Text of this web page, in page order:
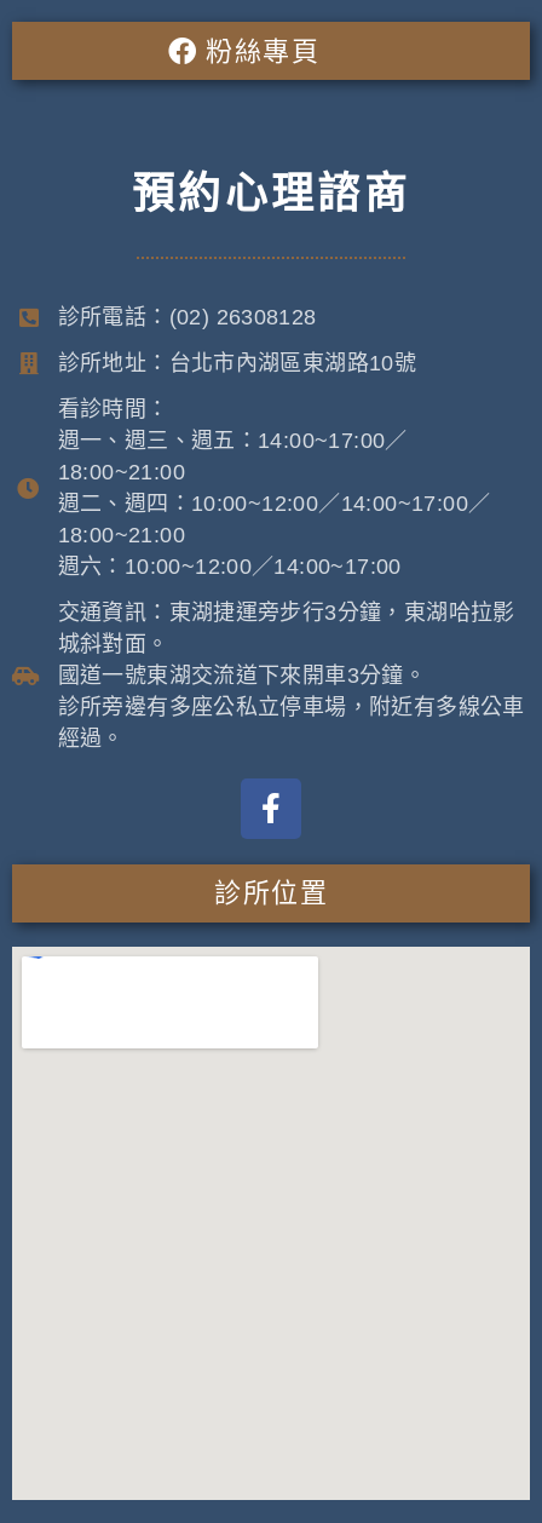
粉絲專頁
預約心理諮商
診所電話：(02) 26308128
診所地址：台北市內湖區東湖路10號
看診時間：
週一、週三、週五：14:00~17:00／
18:00~21:00
週二、週四：10:00~12:00／14:00~17:00／
18:00~21:00
週六：10:00~12:00／14:00~17:00
交通資訊：東湖捷運旁步行3分鐘，東湖哈拉影
城斜對面。
國道一號東湖交流道下來開車3分鐘。
診所旁邊有多座公私立停車場，附近有多線公車
經過。
診所位置